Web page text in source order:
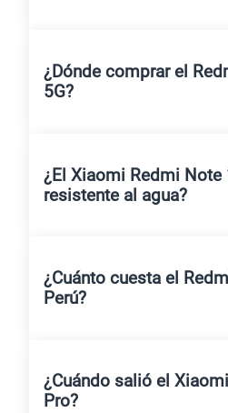
¿Dónde comprar el
5G?
¿El Xiaomi Redmi Note
resistente al agua?
¿Cuánto cuesta el
Perú?
¿Cuándo salió el
Pro?